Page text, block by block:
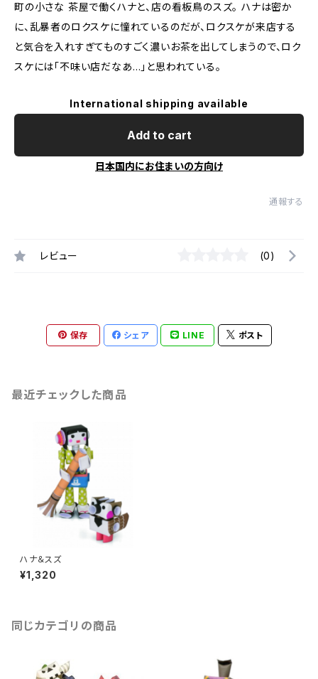
町の小さな 茶屋で働くハナと、店の看板鳥のスズ。 ハナは密か
に、乱暴者のロクスケに憧れているのだが、ロクスケが来店する
と気合を入れすぎてものすごく濃いお茶を出してしまうので、ロク
スケには「不味い店だなあ…」と思われている。
International shipping available
Add to cart
日本国内にお住まいの方向け
通報する
レビュー (0)
保存 シェア LINE ポスト
最近チェックした商品
ハナ＆スズ
¥1,320
同じカテゴリの商品